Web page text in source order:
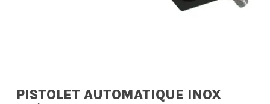
PISTOLET AUTOMATIQUE INOX